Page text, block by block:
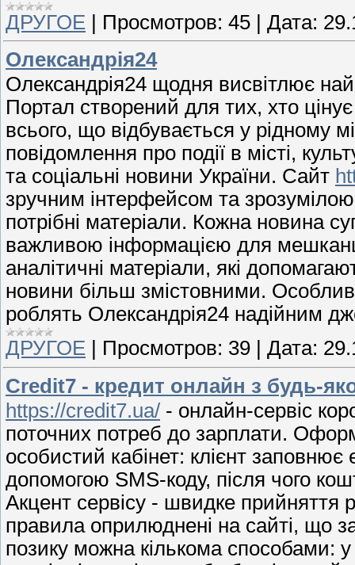
ДРУГОЕ | Просмотров: 45 | Дата:
Олександрія24
Олександрія24 щодня висвітлює
Портал створений для тих, хто
всього, що відбувається у рідному
повідомлення про події в місті,
та соціальні новини України. Сайт
зручним інтерфейсом та
потрібні матеріали. Кожна новина
важливою інформацією для
аналітичні матеріали, які
новини більш змістовними.
роблять Олександрія24 надійним
ДРУГОЕ
Просмотров: 39 Дата:
Credit7 - кредит онлайн з будь-
https://credit7.ua/ - онлайн-сервіс
поточних потреб до зарплати.
особистий кабінет: клієнт заповнює
допомогою SMS-коду, після чого
Акцент сервісу - швидке
правила оприлюднені на сайті, що
позику можна кількома способами: у